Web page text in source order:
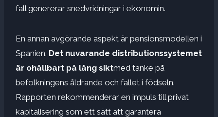
fall genererar snedvridningar i ekonomin.
En annan avgörande aspekt är pensionsmodellen i
Spanien. Det nuvarande distributionssystemet
är ohållbart på lång siktmed tanke på
befolkningens åldrande och fallet i födseln.
Rapporten rekommenderar en impuls till privat
kapitalisering som ett sätt att garantera